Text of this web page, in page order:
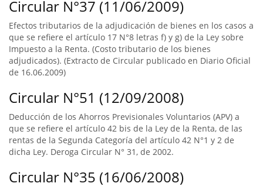
Circular N°37 (11/06/2009)
Efectos tributarios de la adjudicación de bienes en los casos a
que se refiere el artículo 17 N°8 letras f) y g) de la Ley sobre
Impuesto a la Renta. (Costo tributario de los bienes
adjudicados). (Extracto de Circular publicado en Diario Oficial
de 16.06.2009)
Circular N°51 (12/09/2008)
Deducción de los Ahorros Previsionales Voluntarios (APV) a
que se refiere el artículo 42 bis de la Ley de la Renta, de las
rentas de la Segunda Categoría del artículo 42 N°1 y 2 de
dicha Ley. Deroga Circular N° 31, de 2002.
Circular N°35 (16/06/2008)